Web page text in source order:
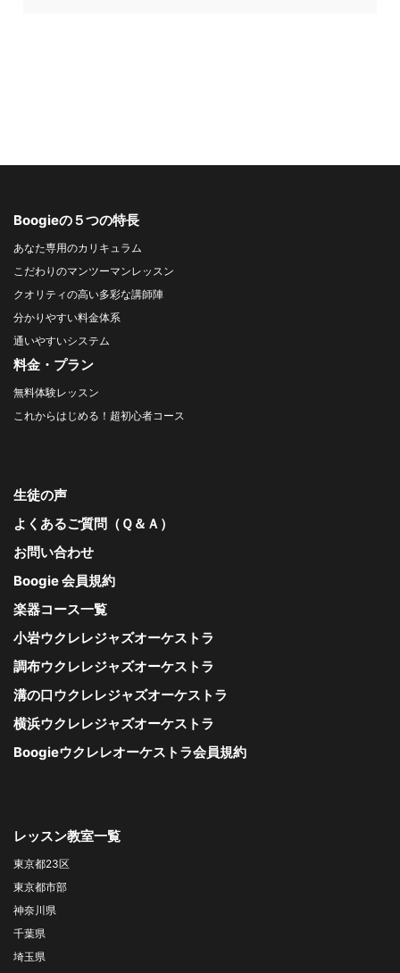
Boogieの５つの特長
あなた専用のカリキュラム
こだわりのマンツーマンレッスン
クオリティの高い多彩な講師陣
分かりやすい料金体系
通いやすいシステム
料金・プラン
無料体験レッスン
これからはじめる！超初心者コース
生徒の声
よくあるご質問（Ｑ＆Ａ）
お問い合わせ
Boogie 会員規約
楽器コース一覧
小岩ウクレレジャズオーケストラ
調布ウクレレジャズオーケストラ
溝の口ウクレレジャズオーケストラ
横浜ウクレレジャズオーケストラ
Boogieウクレレオーケストラ会員規約
レッスン教室一覧
東京都23区
東京都市部
神奈川県
千葉県
埼玉県